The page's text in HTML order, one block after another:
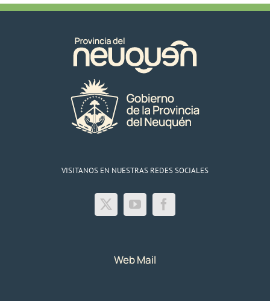
VISITANOS EN NUESTRAS REDES SOCIALES
Web Mail